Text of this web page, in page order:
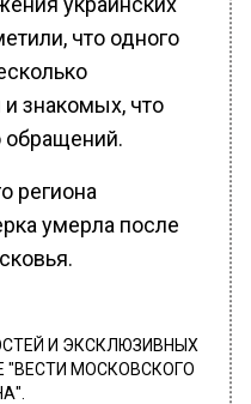
что одного
знакомых, что
обращений.
региона
умерла после
И ЭКСКЛЮЗИВНЫХ
"ВЕСТИ МОСКОВСКОГО